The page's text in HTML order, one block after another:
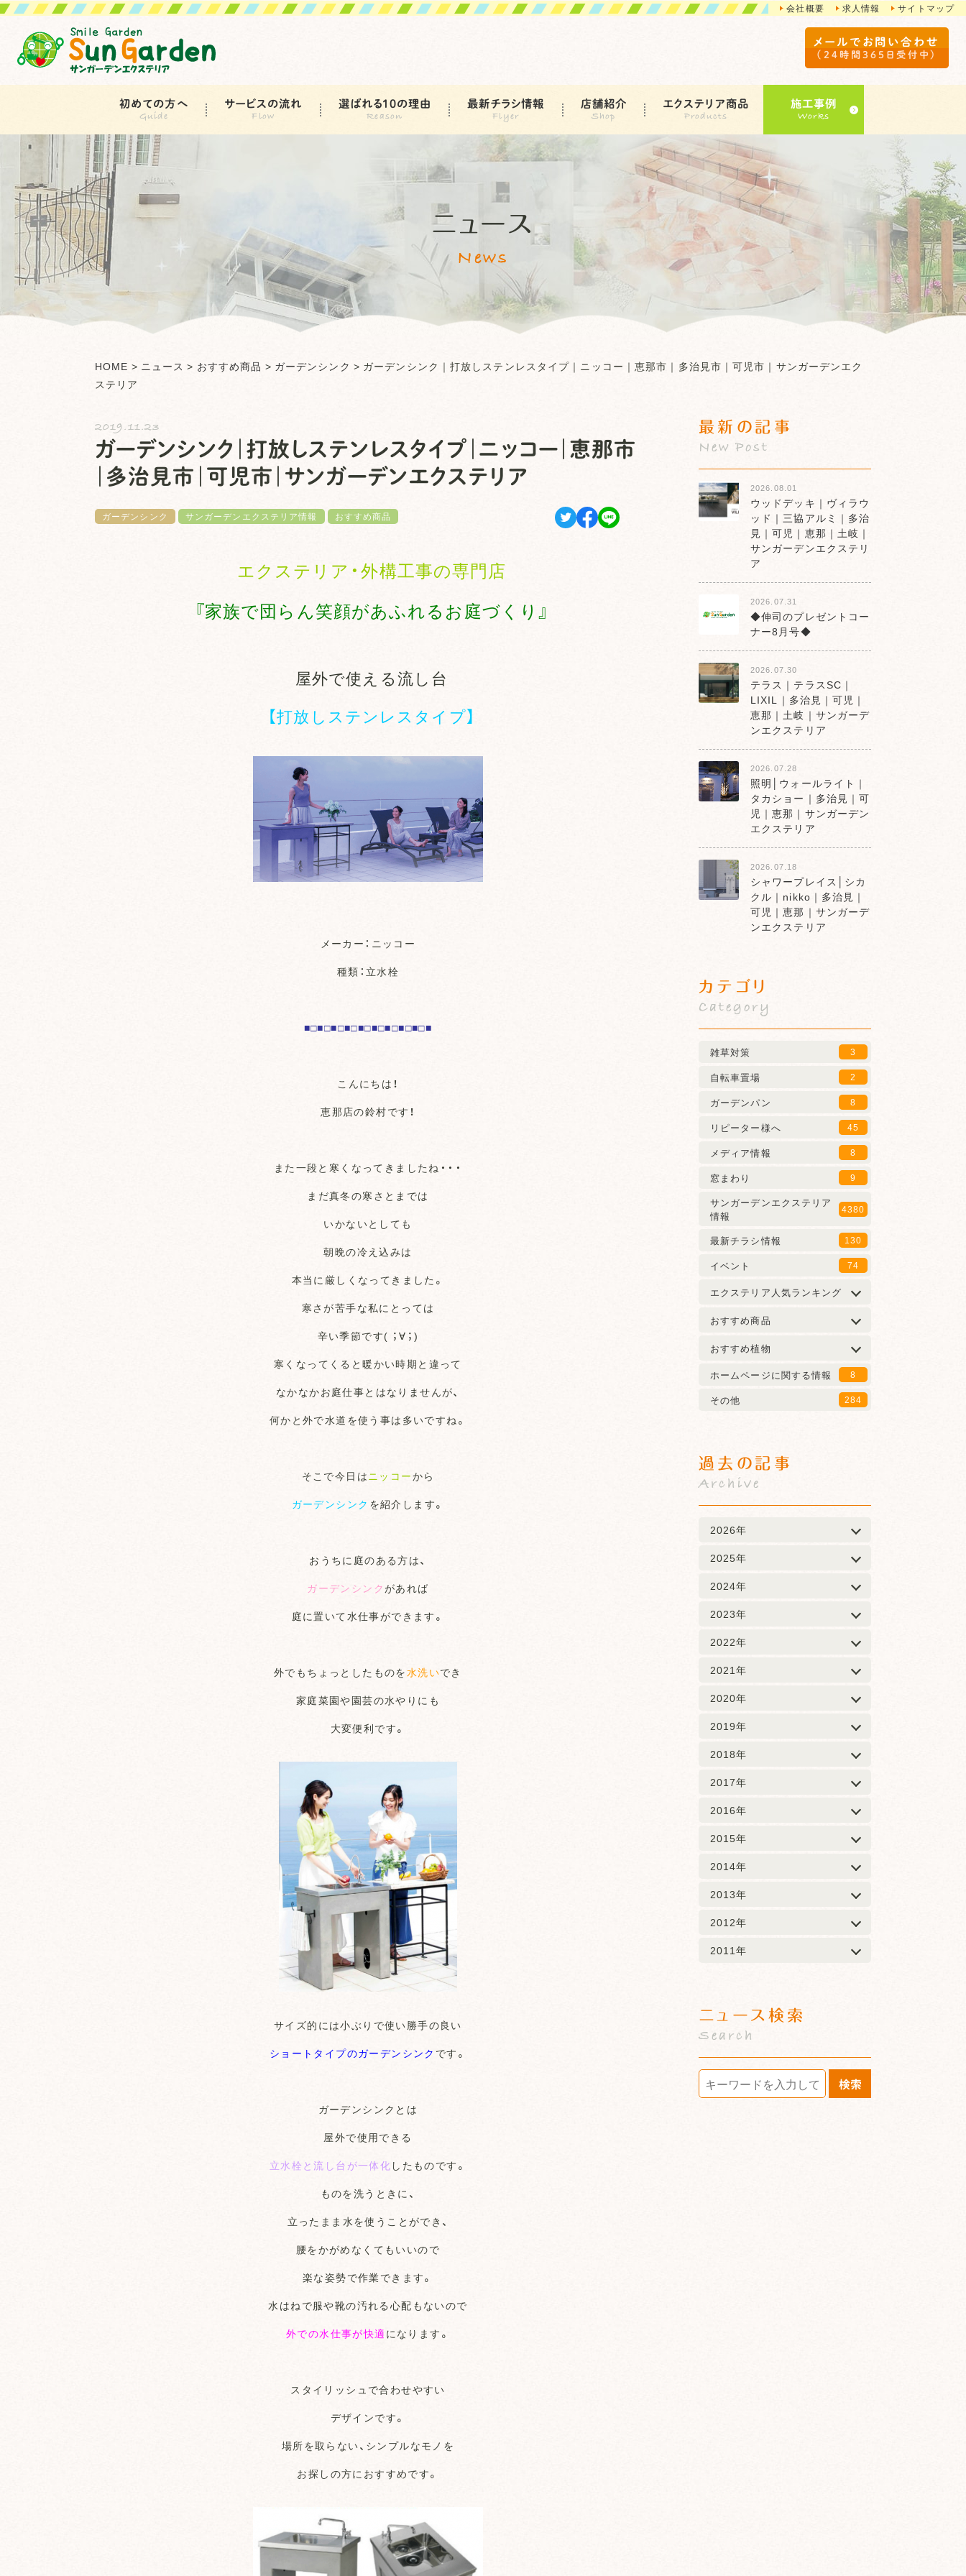
会社概要 求人情報 サイトマップ
メールでお問い合わせ
（24時間365日受付中）
初めての方へ サービスの流れ 選ばれる10の理由 最新チラシ情報 店舗紹介 エクステリア商品 施工事例
ニュース
News
HOME > ニュース > おすすめ商品 > ガーデンシンク > ガーデンシンク｜打放しステンレスタイプ｜ニッコー｜恵那市｜多治見市｜可児市｜サンガーデンエク
ステリア
2019.11.23
ガーデンシンク｜打放しステンレスタイプ｜ニッコー｜恵那市
｜多治見市｜可児市｜サンガーデンエクステリア
ガーデンシンク サンガーデンエクステリア情報 おすすめ商品
エクステリア・外構工事の専門店
『家族で団らん笑顔があふれるお庭づくり』
屋外で使える流し台
【打放しステンレスタイプ】
メーカー：ニッコー
種類：立水栓
■□■□■□■□■□■□■□■□■□■
こんにちは！
恵那店の鈴村です！
また一段と寒くなってきましたね・・・
まだ真冬の寒さとまでは
いかないとしても
朝晩の冷え込みは
本当に厳しくなってきました。
寒さが苦手な私にとっては
辛い季節です( ；∀；)
寒くなってくると暖かい時期と違って
なかなかお庭仕事とはなりませんが、
何かと外で水道を使う事は多いですね。
そこで今日はニッコーから
ガーデンシンク を紹介します。
おうちに庭のある方は、
ガーデンシンクがあれば
庭に置いて水仕事ができます。
外でもちょっとしたものを水洗いでき
家庭菜園や園芸の水やりにも
大変便利です。
サイズ的には小ぶりで使い勝手の良い
ショートタイプのガーデンシンク です。
ガーデンシンクとは
屋外で使用できる
立水栓と流し台が一体化 したものです。
ものを洗うときに、
立ったまま水を使うことができ、
腰をかがめなくてもいいので
楽な姿勢で作業できます。
水はねで服や靴の汚れる心配もないので
外での水仕事が快適 になります。
スタイリッシュで合わせやすい
デザインです。
場所を取らない、シンプルなモノを
お探しの方におすすめです。
最新の記事
New Post
2026.08.01
ウッドデッキ｜ヴィラウ
ッド｜三協アルミ｜多治
見｜可児｜恵那｜土岐｜
サンガーデンエクステリ
ア
2026.07.31
◆伸司のプレゼントコー
ナー8月号◆
2026.07.30
テラス｜テラスSC｜
LIXIL｜多治見｜可児｜
恵那｜土岐｜サンガーデ
ンエクステリア
2026.07.28
照明│ウォールライト｜
タカショー｜多治見｜可
児｜恵那｜サンガーデン
エクステリア
2026.07.18
シャワープレイス│シカ
クル｜nikko｜多治見｜
可児｜恵那｜サンガーデ
ンエクステリア
カテゴリ
Category
雑草対策 3
自転車置場 2
ガーデンパン 8
リピーター様へ 45
メディア情報 8
窓まわり 9
サンガーデンエクステリア
情報
4380
最新チラシ情報 130
イベント 74
エクステリア人気ランキング
おすすめ商品
おすすめ植物
ホームページに関する情報
8
その他 284
過去の記事
Archive
2026年
2025年
2024年
2023年
2022年
2021年
2020年
2019年
2018年
2017年
2016年
2015年
2014年
2013年
2012年
2011年
ニュース検索
Search
検索